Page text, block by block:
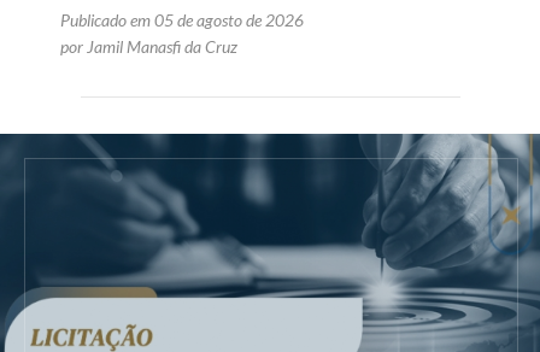
Publicado em 05 de agosto de 2026
por Jamil Manasfi da Cruz